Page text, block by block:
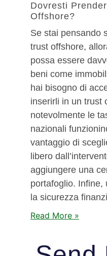
Dovresti
Offshore?
Se stai pensando
trust offshore,
possa essere
beni come
hai bisogno di
inserirli in un trust
notevolmente le
nazionali
vantaggio di
libero
aggiungere una
portafoglio. Infine,
la sicurezza
Read More »